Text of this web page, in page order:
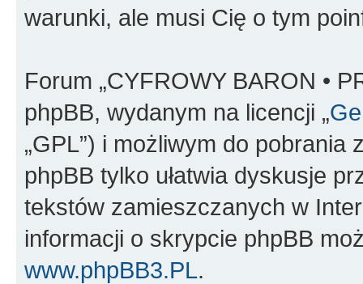
warunki, ale musi Cię o tym
Forum „CYFROWY BARON •
phpBB, wydanym na licencji „
„GPL”) i możliwym do pobrania
phpBB tylko ułatwia dyskusje
tekstów zamieszczanych w
informacji o skrypcie phpBB
www.phpBB3.PL.